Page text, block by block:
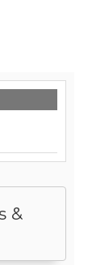
&